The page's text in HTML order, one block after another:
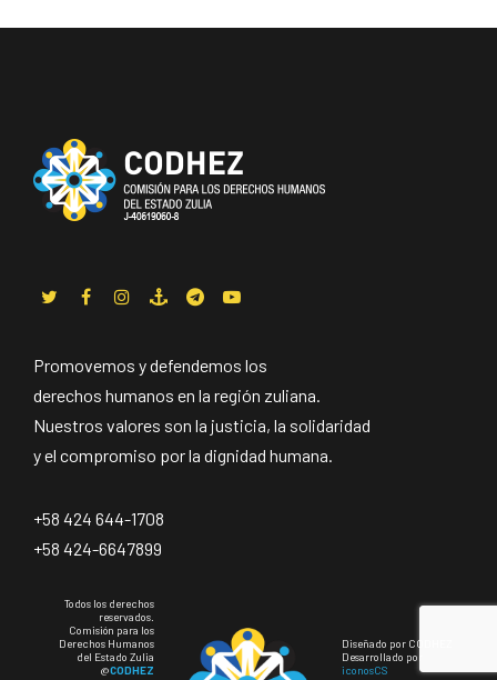
Promovemos y defendemos los
derechos humanos en la región zuliana.
Nuestros valores son la justicia, la solidaridad
y el compromiso por la dignidad humana.
+58 424 644-1708
+58 424-6647899
Todos los derechos
reservados.
Comisión para los
Derechos Humanos
del Estado Zulia
@CODHEZ
Diseñado por CODHEZ
Desarrollado por
iconosCS